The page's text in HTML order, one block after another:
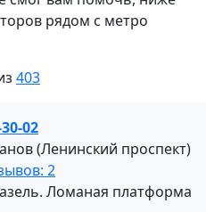
рядом с метро
403
02
(Ленинский проспект)
2
Ломаная платформа